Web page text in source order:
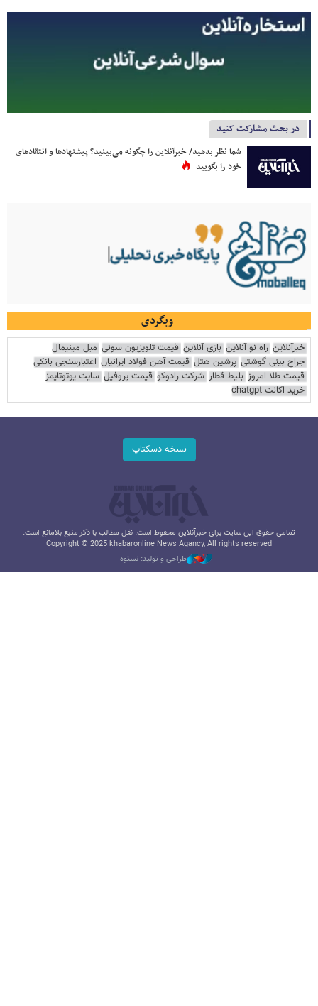
در بحث مشارکت کنید
شما نظر بدهید/ خبرآنلاین را چگونه می‌بینید؟ پیشنهادها و انتقادهای
خود را بگویید
وبگردی
خبرآنلاین راه نو آنلاین بازی آنلاین قیمت تلویزیون سونی مبل مینیمال
جراح بینی گوشتی پرشین هتل قیمت آهن فولاد ایرانیان اعتبارسنجی بانکی
قیمت طلا امروز بلیط قطار شرکت رادوکو قیمت پروفیل سایت یوتوتایمز
خرید اکانت chatgpt
نسخه دسکتاپ
تمامی حقوق این سایت برای خبرآنلاین محفوظ است. نقل مطالب با ذکر منبع بلامانع است.
Copyright © 2025 khabaronline News Agancy, All rights reserved
طراحی و تولید: نستوه